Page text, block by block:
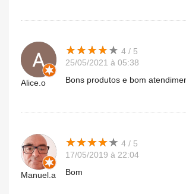
Alice.o
★★★★★
★★★★★ 4 / 5
25/05/2021 à 05:38
Bons produtos e bom
Manuel.a
★★★★★
★★★★★ 4 / 5
17/05/2019 à 22:04
Bom